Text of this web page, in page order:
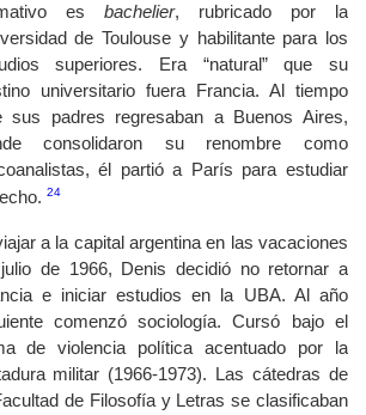
es bachelier, rubricado por la
de Toulouse y habilitante para los
superiores. Era “natural” que su
universitario fuera Francia. Al tiempo
sus padres regresaban a Buenos Aires,
consolidaron su renombre como
él partió a París para estudiar
24
a la capital argentina en las vacaciones
de 1966, Denis decidió no retornar a
e iniciar estudios en la UBA. Al año
comenzó sociología. Cursó bajo el
de violencia política acentuado por la
militar (1966-1973). Las cátedras de
de Filosofía y Letras se clasificaban